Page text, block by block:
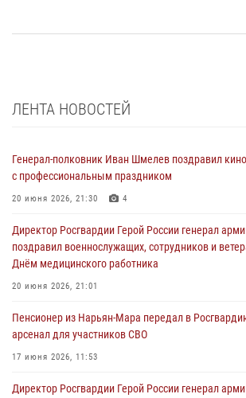
ЛЕНТА НОВОСТЕЙ
Генерал-полковник Иван Шмелев поздравил
с профессиональным праздником
20 июня 2026, 21:30 4
Директор Росгвардии Герой России генерал
поздравил военнослужащих, сотрудников и
Днём медицинского работника
20 июня 2026, 21:01
Пенсионер из Нарьян-Мара передал в
арсенал для участников СВО
17 июня 2026, 11:53
Директор Росгвардии Герой России генерал